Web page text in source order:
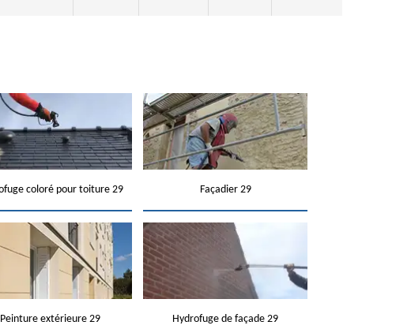
coloré pour toiture 29 Façadier 29
Peinture extérieure 29 Hydrofuge de façade 29